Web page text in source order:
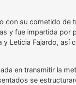
con su cometido de
y fue impartida por
y Leticia Fajardo, así
en transmitir la
se